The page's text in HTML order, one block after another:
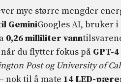
mye større mengder
GeminiGoogles AI, bruker
0,26 milliliter vann
du flytter fokus på GPT-4
Post og University of
– nok til å mate 14 LED-